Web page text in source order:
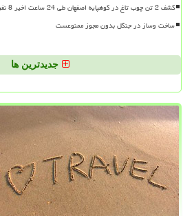
کشف 2 تن چوب تاغ در کوهپایه اصفهان طی 24 ساعت اخیر 8 نفر دستگیر شدند
ساخت وساز در جنگل بدون مجوز ممنوعست
جدیدترین ها